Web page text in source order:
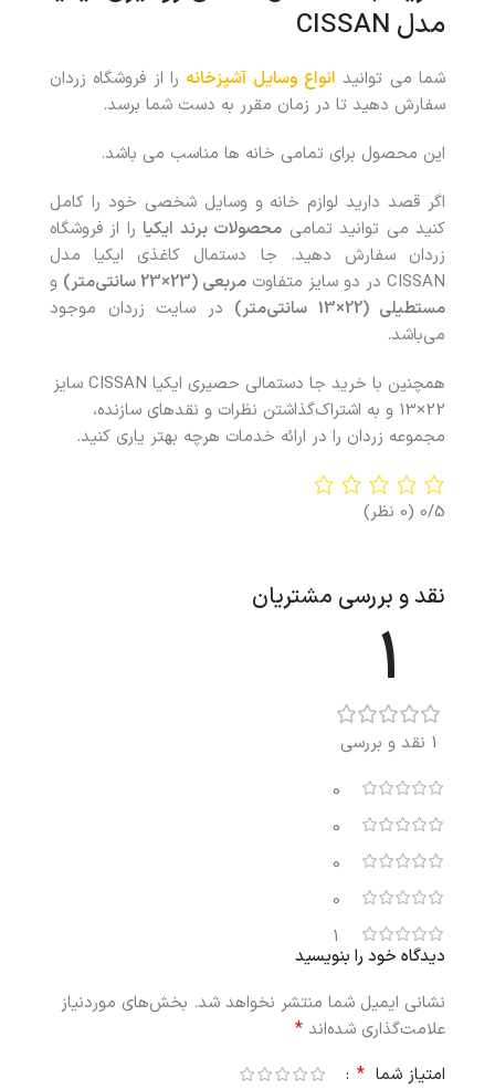
مدل CISSAN
شما می توانید انواع وسایل آشپزخانه را از فروشگاه زردان
سفارش دهید تا در زمان مقرر به دست شما برسد.
این محصول برای تمامی خانه ها مناسب می باشد.
اگر قصد دارید لوازم خانه و وسایل شخصی خود را کامل
کنید می توانید تمامی محصولات برند ایکیا را از فروشگاه
زردان سفارش دهید. جا دستمال کاغذی ایکیا مدل
CISSAN در دو سایز متفاوت
مربعی (23×23 سانتی‌متر)
و
مستطیلی (22×13 سانتی‌متر)
در سایت زردان موجود
می‌باشد.
همچنین با خريد جا دستمالی حصیری ایکیا CISSAN سایز
22×13 و به اشتراک‌گذاشتن نظرات و نقدهای سازنده،
مجموعه زردان را در ارائه خدمات هرچه بهتر ياری کنيد.
0/5 (0 نظر)
نقد و بررسی مشتریان
1
1 نقد و بررسی
0
0
0
0
1
دیدگاه خود را بنویسید
نشانی ایمیل شما منتشر نخواهد شد. بخش‌های موردنیاز
علامت‌گذاری شده‌اند *
امتیاز شما *